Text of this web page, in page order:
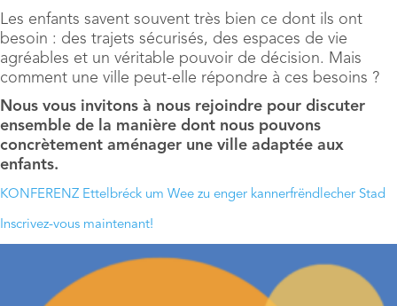
Les enfants savent souvent très bien ce dont ils ont
besoin : des trajets sécurisés, des espaces de vie
agréables et un véritable pouvoir de décision. Mais
comment une ville peut-elle répondre à ces besoins ?
Nous vous invitons à nous rejoindre pour discuter
ensemble de la manière dont nous pouvons
concrètement aménager une ville adaptée aux
enfants.
KONFERENZ Ettelbréck um Wee zu enger kannerfrëndlecher Stad
Inscrivez-vous maintenant!